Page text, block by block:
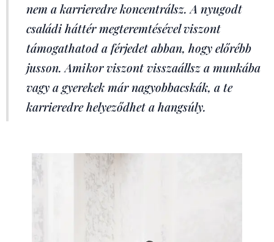
nem a karrieredre koncentrálsz. A nyugodt
családi háttér megteremtésével viszont
támogathatod a férjedet abban, hogy előrébb
jusson. Amikor viszont visszaállsz a munkába
vagy a gyerekek már nagyobbacskák, a te
karrieredre helyeződhet a hangsúly.